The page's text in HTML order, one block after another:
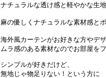
ナチュラルな透け感と軽やかな生
麻の優しくナチュラルな素材感と
海外風カーテンがお好きな方やデ
ムラ感のある素材なのでお部屋を
シンプルが好きだけど、
無地じゃ物足りない！という方に